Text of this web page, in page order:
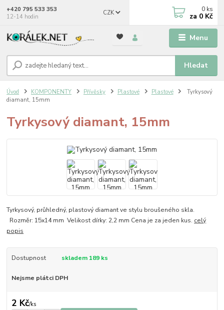
Menu
CZK
Hledat
+420 795 533 353
12-14 hodin
0 ks
za 0 Kč
Úvod KOMPONENTY Přívěsky Plastové Plastové
Tyrkysový
diamant, 15mm
Tyrkysový diamant, 15mm
Tyrkysový, průhledný, plastový diamant ve stylu broušeného skla.
Rozměr: 15x14 mm Velikost dírky: 2,2 mm Cena je za jeden kus. celý
popis
Dostupnost skladem 189 ks
Nejsme plátci DPH
2 Kč/ks